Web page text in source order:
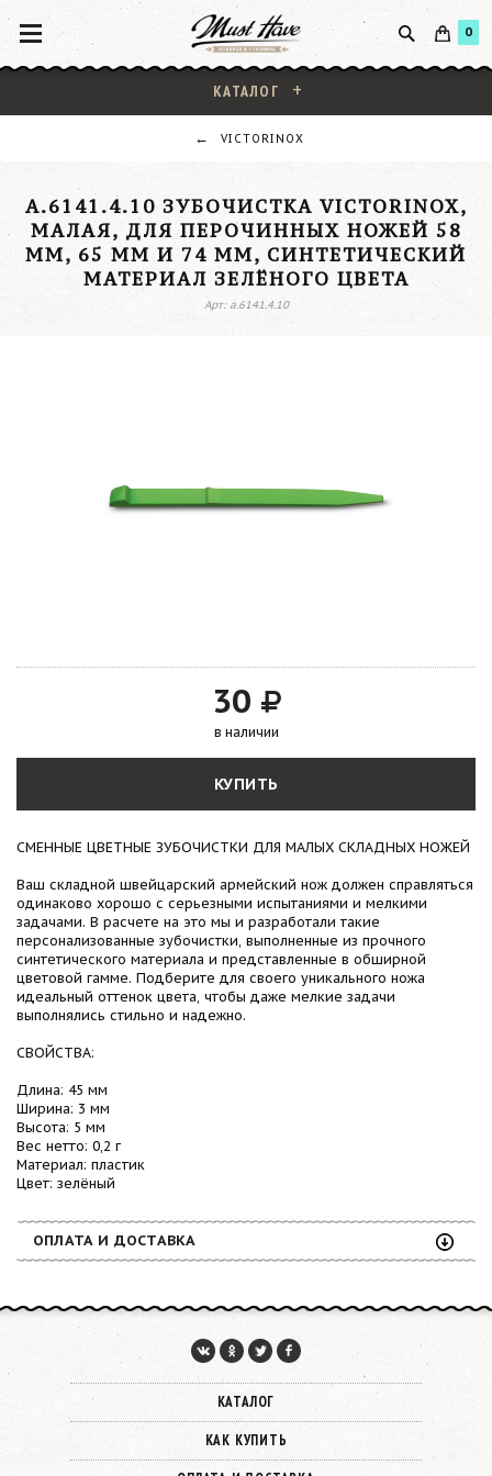
0
КАТАЛОГ
VICTORINOX
A.6141.4.10 ЗУБОЧИСТКА VICTORINOX,
МАЛАЯ, ДЛЯ ПЕРОЧИННЫХ НОЖЕЙ 58
ММ, 65 ММ И 74 ММ, СИНТЕТИЧЕСКИЙ
МАТЕРИАЛ ЗЕЛЁНОГО ЦВЕТА
Арт: a.6141.4.10
30
в наличии
КУПИТЬ
СМЕННЫЕ ЦВЕТНЫЕ ЗУБОЧИСТКИ ДЛЯ МАЛЫХ СКЛАДНЫХ НОЖЕЙ
Ваш складной швейцарский армейский нож должен справляться
одинаково хорошо с серьезными испытаниями и мелкими
задачами. В расчете на это мы и разработали такие
персонализованные зубочистки, выполненные из прочного
синтетического материала и представленные в обширной
цветовой гамме. Подберите для своего уникального ножа
идеальный оттенок цвета, чтобы даже мелкие задачи
выполнялись стильно и надежно.
СВОЙСТВА:
Длина: 45 мм
Ширина: 3 мм
Высота: 5 мм
Вес нетто: 0,2 г
Материал: пластик
Цвет: зелёный
ОПЛАТА И ДОСТАВКА
КАТАЛОГ
КАК КУПИТЬ